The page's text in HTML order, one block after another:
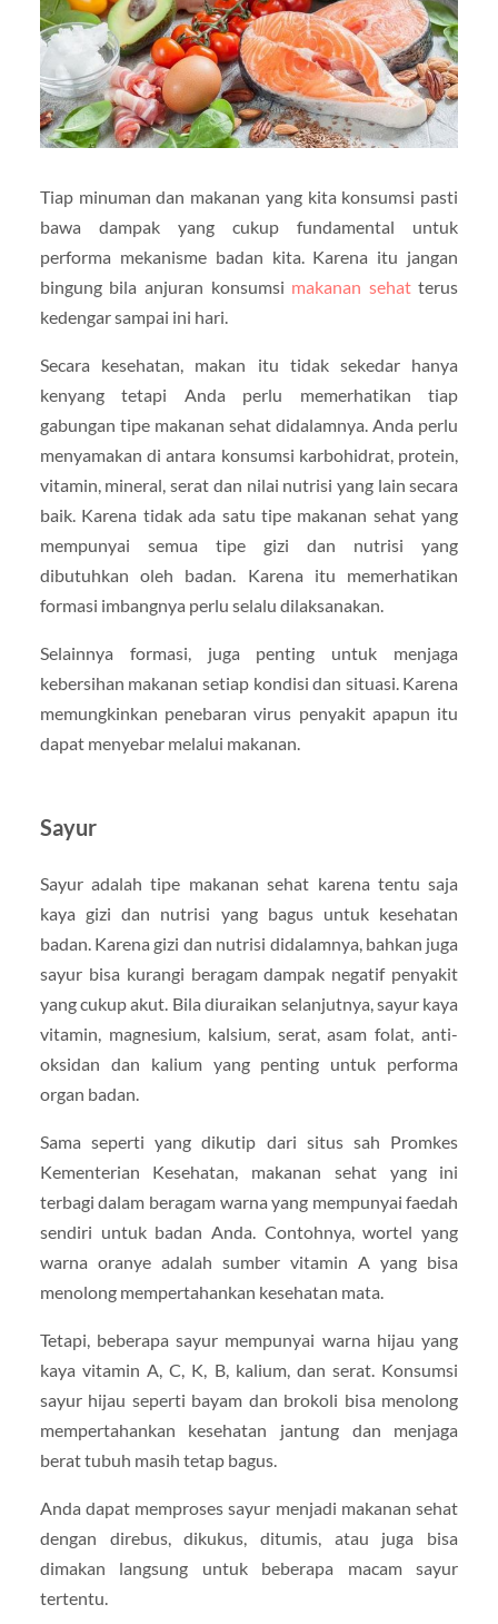
Tiap minuman dan makanan yang kita konsumsi pasti
bawa dampak yang cukup fundamental untuk
performa mekanisme badan kita. Karena itu jangan
bingung bila anjuran konsumsi makanan sehatterus
kedengar sampai ini hari.
Secara kesehatan, makan itu tidak sekedar hanya
kenyang tetapi Anda perlu memerhatikan tiap
gabungan tipe makanan sehat didalamnya. Anda perlu
menyamakan di antara konsumsi karbohidrat, protein,
vitamin, mineral, serat dan nilai nutrisi yang lain secara
baik. Karena tidak ada satu tipe makanan sehat yang
mempunyai semua tipe gizi dan nutrisi yang
dibutuhkan oleh badan. Karena itu memerhatikan
formasi imbangnya perlu selalu dilaksanakan.
Selainnya formasi, juga penting untuk menjaga
kebersihan makanan setiap kondisi dan situasi. Karena
memungkinkan penebaran virus penyakit apapun itu
dapat menyebar melalui makanan.
Sayur
Sayur adalah tipe makanan sehat karena tentu saja
kaya gizi dan nutrisi yang bagus untuk kesehatan
badan. Karena gizi dan nutrisi didalamnya, bahkan juga
sayur bisa kurangi beragam dampak negatif penyakit
yang cukup akut. Bila diuraikan selanjutnya, sayur kaya
vitamin, magnesium, kalsium, serat, asam folat, anti-
oksidan dan kalium yang penting untuk performa
organ badan.
Sama seperti yang dikutip dari situs sah Promkes
Kementerian Kesehatan, makanan sehat yang ini
terbagi dalam beragam warna yang mempunyai faedah
sendiri untuk badan Anda. Contohnya, wortel yang
warna oranye adalah sumber vitamin A yang bisa
menolong mempertahankan kesehatan mata.
Tetapi, beberapa sayur mempunyai warna hijau yang
kaya vitamin A, C, K, B, kalium, dan serat. Konsumsi
sayur hijau seperti bayam dan brokoli bisa menolong
mempertahankan kesehatan jantung dan menjaga
berat tubuh masih tetap bagus.
Anda dapat memproses sayur menjadi makanan sehat
dengan direbus, dikukus, ditumis, atau juga bisa
dimakan langsung untuk beberapa macam sayur
tertentu.